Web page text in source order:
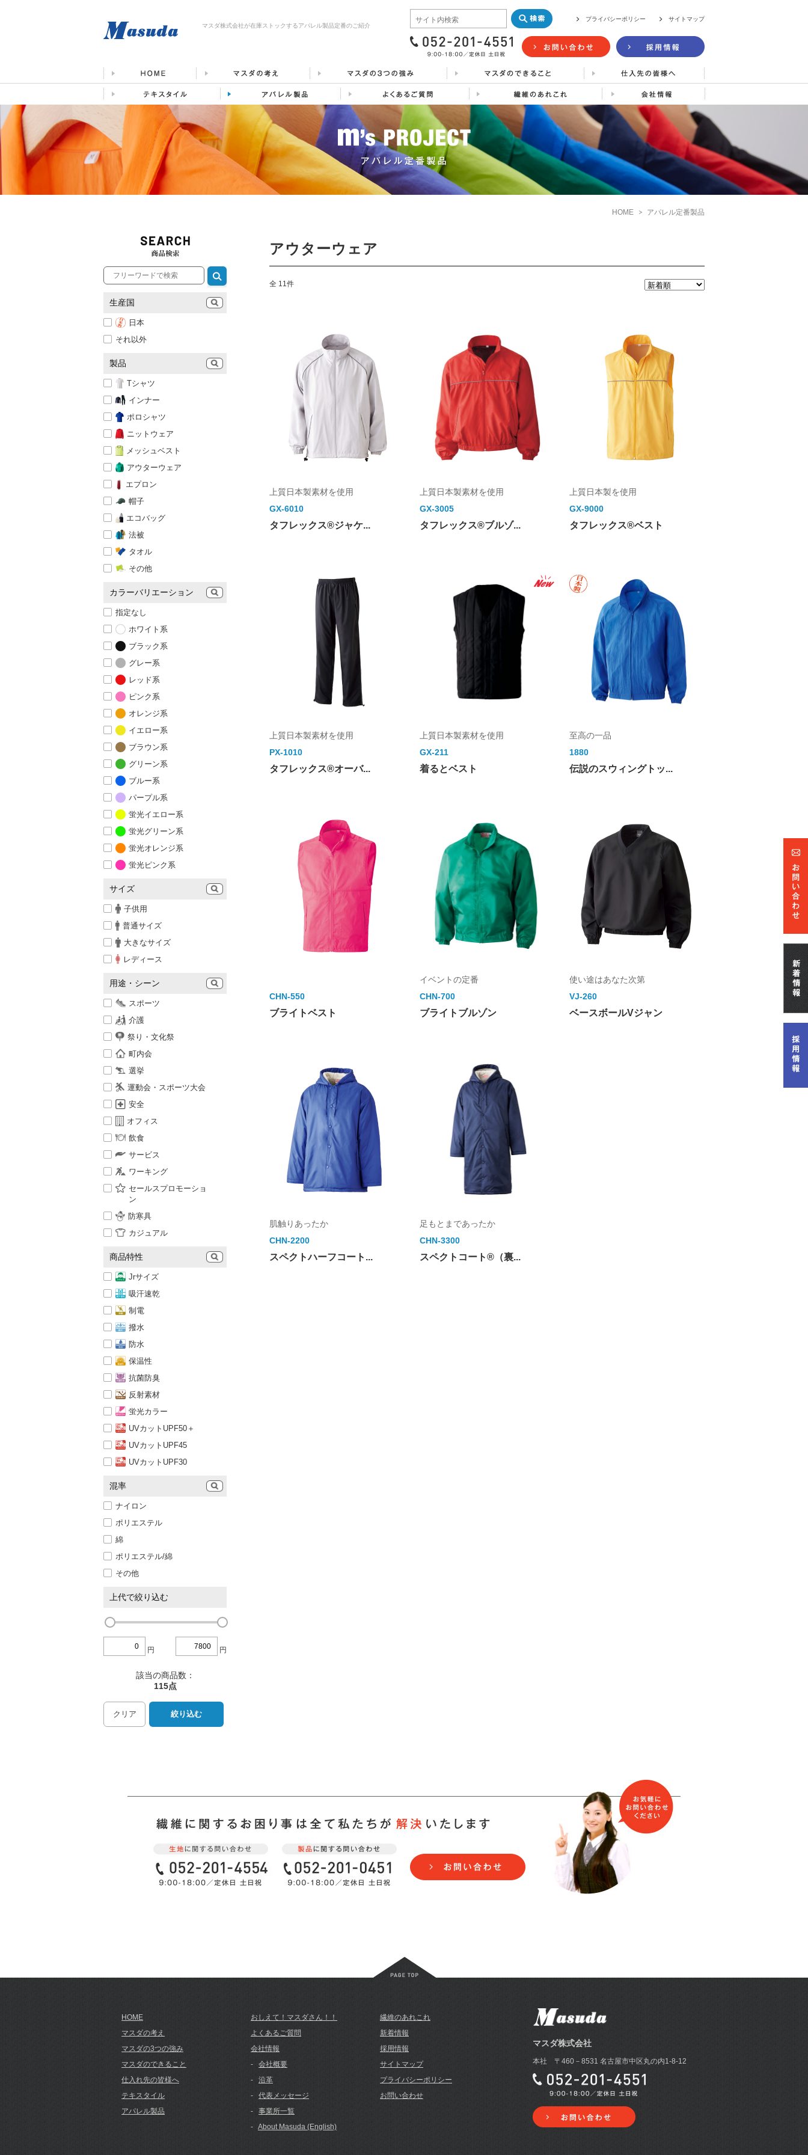
マスダ株式会社が在庫ストックするアパレル製品定番のご紹介
プライバシーポリシー サイトマップ
HOME アパレル定番製品
生産国
日本
それ以外
製品
Tシャツ
インナー
ポロシャツ
ニットウェア
メッシュベスト
アウターウェア
エプロン
帽子
エコバッグ
法被
タオル
その他
カラーバリエーション
指定なし
ホワイト系
ブラック系
グレー系
レッド系
ピンク系
オレンジ系
イエロー系
ブラウン系
グリーン系
ブルー系
パープル系
蛍光イエロー系
蛍光グリーン系
蛍光オレンジ系
蛍光ピンク系
サイズ
子供用
普通サイズ
大きなサイズ
レディース
用途・シーン
スポーツ
介護
祭り・文化祭
町内会
選挙
運動会・スポーツ大会
安全
オフィス
飲食
サービス
ワーキング
セールスプロモーショ
ン
防寒具
カジュアル
商品特性
Jrサイズ
吸汗速乾
制電
撥水
防水
保温性
抗菌防臭
反射素材
蛍光カラー
UVカットUPF50＋
UVカットUPF45
UVカットUPF30
混率
ナイロン
ポリエステル
綿
ポリエステル/綿
その他
上代で絞り込む
円 円
該当の商品数：
115点
クリア 絞り込む
アウターウェア
全 11件
上質日本製素材を使用
GX-6010
タフレックス®ジャケ...
上質日本製素材を使用
GX-3005
タフレックス®ブルゾ...
上質日本製を使用
GX-9000
タフレックス®ベスト
上質日本製素材を使用
PX-1010
タフレックス®オーバ...
上質日本製素材を使用
GX-211
着るとベスト
至高の一品
1880
伝説のスウィングトッ...
CHN-550
ブライトベスト
イベントの定番
CHN-700
ブライトブルゾン
使い途はあなた次第
VJ-260
ベースボールVジャン
肌触りあったか
CHN-2200
スペクトハーフコート...
足もとまであったか
CHN-3300
スペクトコート®（裏...
HOME
マスダの考え
マスダの3つの強み
マスダのできること
仕入れ先の皆様へ
テキスタイル
アパレル製品
おしえて！マスダさん！！
よくあるご質問
会社情報
- 会社概要
- 沿革
- 代表メッセージ
- 事業所一覧
- About Masuda (English)
繊維のあれこれ
新着情報
採用情報
サイトマップ
プライバシーポリシー
お問い合わせ
マスダ株式会社
本社 〒460－8531 名古屋市中区丸の内1-8-12